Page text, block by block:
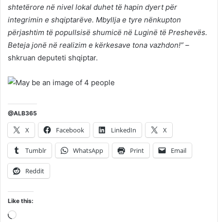
shtetërore në nivel lokal duhet të hapin dyert për
integrimin e shqiptarëve. Mbyllja e tyre nënkupton
përjashtim të popullsisë shumicë në Luginë të Preshevës.
Beteja jonë në realizim e kërkesave tona vazhdon!” –
shkruan deputeti shqiptar.
@ALB365
X Facebook LinkedIn X
Tumblr WhatsApp Print Email
Reddit
Like this:
Loading…